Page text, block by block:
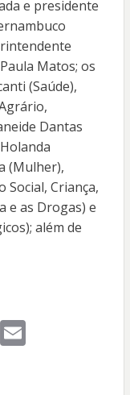
e presidente
Matos; os
(Saúde),
Dantas
(Mulher),
Social, Criança,
e as Drogas) e
além de
E